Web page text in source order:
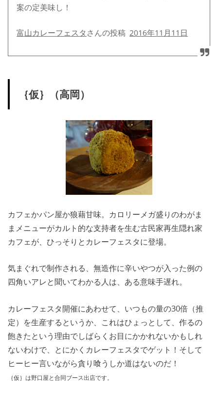
案の定美味し！
富山カレーフェスタ さんの投稿2016年11月11日
｛仮｝（高岡）
カフェかパン屋か狼藉甘味。カロリーメガ盛りのわがま
まメニューがカルト的な支持者を生む古民家再生隠れ家
カフェが、ひっそりとカレーフェスタに登場。
気まぐれで制作される、無造作に辛いやつが入った例の
四角いアレと聞いてわかる人は、ある意味手遅れ。
カレーフェスタ開催にあわせて、いつもの量の30倍（推
定）を生産するというか、これはひょっとして、作るの
飽きたという理由でしばらくお目にかかれないかもしれ
ないわけで、とにかくカレーフェスタでゲット！そして
ヒーヒー言いながら貪り喰うしか道はないのだ！
｛仮｝は野口屋と合同ブース出店です。